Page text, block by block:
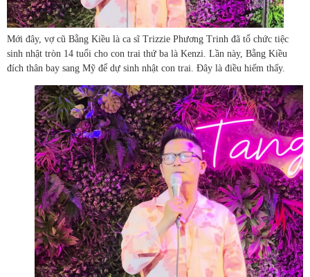
Mới đây, vợ cũ Bằng Kiều là ca sĩ Trizzie Phương Trinh đã tổ chức tiệc
sinh nhật tròn 14 tuổi cho con trai thứ ba là Kenzi. Lần này, Bằng Kiều
đích thân bay sang Mỹ để dự sinh nhật con trai. Đây là điều hiếm thấy.